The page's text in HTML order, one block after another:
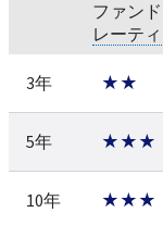
ファンド
レーテ
3年 ★★
5年 ★★★
10年 ★★★